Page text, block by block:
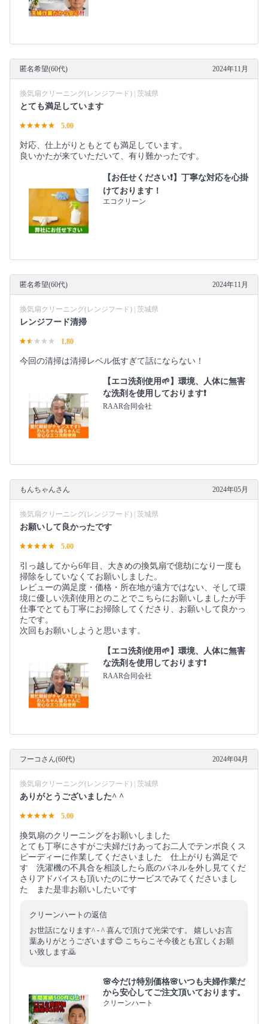
匿名希望(60代) 2024年11月
換気扇クリーニング(レンジフード) | 茨城県
とても満足しています
5.00
対応、仕上がりともとても満足しています。
良いかたが来ていただいて、有り難かったです。
【お任せください❗️】丁寧な対応を心掛
けております！
エコクリーン
匿名希望(60代) 2024年11月
換気扇クリーニング(レンジフード) | 茨城県
レンジフード清掃
1.80
今回の清掃は清掃レベル低すぎて話にならない！
【エコ洗剤使用🌱】環境、人体に無害
な洗剤を使用しております❗️
RAAR合同会社
もんちゃんさん 2024年05月
換気扇クリーニング(レンジフード) | 茨城県
お願いして良かったです
5.00
引っ越してから6年目、大きめの換気扇で億劫になり一度も
掃除をしていなくてお願いしました。
レビューの満足度・価格・所在地が遠方ではない、そして環
境に優しい洗剤使用とのことでこちらにお願いしましたが手
仕事でとても丁寧にお掃除してくださり、お願いして良かっ
たです。
次回もお願いしようと思います。
【エコ洗剤使用🌱】環境、人体に無害
な洗剤を使用しております❗️
RAAR合同会社
フーコさん(60代) 2024年04月
換気扇クリーニング(レンジフード) | 茨城県
ありがとうございました^ ^
5.00
換気扇のクリーニングをお願いしました
とても丁寧にさすがご夫婦だけあってお二人でテンポ良くス
ピーディーに作業してくださいました 仕上がりも満足で
す 洗濯機の不具合を相談したら底のパネルを外し見てくだ
さりアドバイスも頂いたのにサービスでみてくださいまし
た また是非お願いしたいです
クリーンハートの返信
お世話になります^ - ^ 喜んで頂けて光栄です。 嬉しいお言
葉ありがとうございます😊 こちらこそ今後とも宜しくお願
い致します🙇
🌸今だけ特別価格🌸いつも夫婦作業だ
から安心してご注文頂いております。
クリーンハート